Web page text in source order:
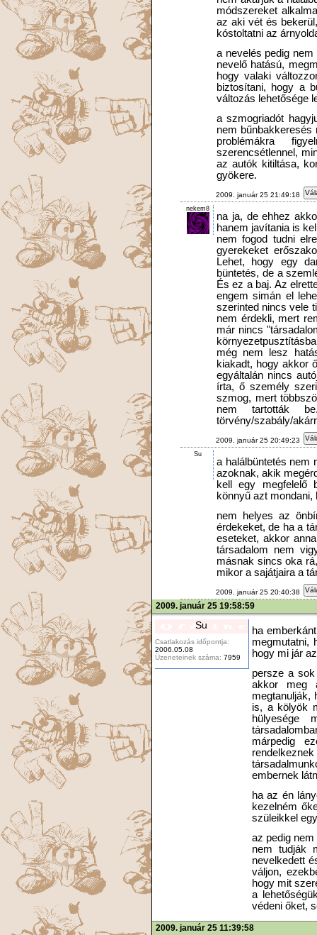
módszereket
az aki vét és
kóstoltatni az
a nevelés pedig
nevelő hatású,
hogy valaki
biztosítani, hogy a
változás lehetősége
a szmogriadót
nem bűnbakkeresés
problémákra
szerencsétlennel,
az autók kitiltása,
gyökere.
2009. január 25 21:49:18
nekem8
na ja, de ehhez
hanem javítania is
nem fogod tudni
gyerekeket
Lehet, hogy egy
büntetés, de a
És ez a baj. Az
engem simán el
szerinted nincs vele
nem érdekli, mert
már nincs
még nem lesz
kiakadt, hogy akkor
egyáltalán nincs
írta, ő személy
szmog, mert
nem tartották
törvény/szabály/
2009. január 25 20:49:23
Su
a halálbüntetés nem
azoknak, akik
kell egy megfelelő
könnyű azt
nem helyes az
érdekeket, de ha a
eseteket, akkor
társadalom nem
másnak sincs oka
mikor a sajátjaira a
2009. január 25 20:40:38
2009. január 25 19:58:59
Su
Csatlakozás időpontja:
2006.05.08
Üzeneteinek száma: 7959
ha
megmutatni,
hogy mi jár
persze a
akkor meg
megtanulják,
is, a kölyök
hülyesége
márpedig
embernek
ha az én
kezelném
szüleikkel
az pedig
nem tudják
nevelkedett
váljon,
hogy mit
a
védeni őket,
2009. január 25 11:39:58